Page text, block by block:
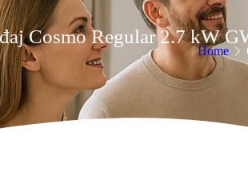
Cosmo Regular 2.7 kW
Home